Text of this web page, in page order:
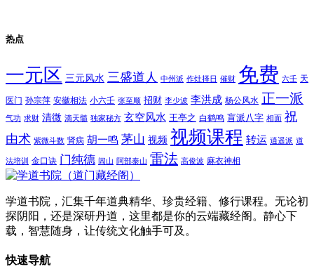
热点
一元区 三元风水 三盛道人 中州派 作灶择日 催财 免费 六壬 天
医门 孙宗萍 安徽相法 小六壬 张至顺 招财 李少波 李洪成 杨公风水 正一派
气功 求财 清微 滴天髓 独家秘方 玄空风水 王亭之 白鹤鸣 盲派八字 相面 祝
由术 紫微斗数 肾病 胡一鸣 茅山 视频 视频课程 转运 逍遥派 道
法培训 金口诀 门纯德 闾山 阿部泰山 雷法 高俊波 麻衣神相
学道书院，汇集千年道典精华、珍贵经籍、修行课程。无论初
探阴阳，还是深研丹道，这里都是你的云端藏经阁。静心下
载，智慧随身，让传统文化触手可及。
快速导航